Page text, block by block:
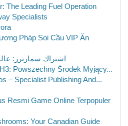
The Leading Fuel Operation
Specialists
Pháp Soi Cầu VIP Ăn
اشتراك سمارترز:
Powszechny Środek Myjący...
– Specialist Publishing And...
Resmi Game Online Terpopuler
Your Canadian Guide